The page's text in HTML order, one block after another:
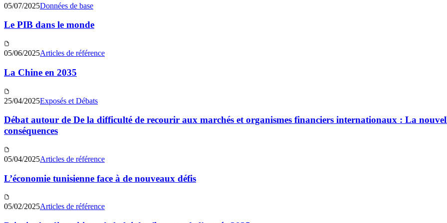
05/07/2025Données de base
Le PIB dans le monde
05/06/2025Articles de référence
La Chine en 2035
25/04/2025Exposés et Débats
Débat autour de De la difficulté de recourir aux marchés et organismes financiers internationaux : La
conséquences
05/04/2025Articles de référence
L’économie tunisienne face à de nouveaux défis
05/02/2025Articles de référence